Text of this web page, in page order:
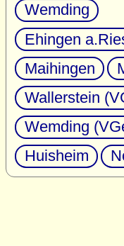
Wemding
Ehingen
Maihingen
Wallerstein
Wemding
Huisheim